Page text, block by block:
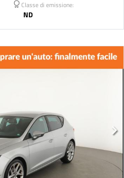
Classe di emissione:
ND